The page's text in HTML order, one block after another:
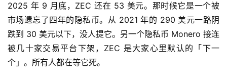
2025 年 9 月底，ZEC 还在 53 美元。那时候它是一个被
市场遗忘了四年的隐私币。从 2021 年的 290 美元一路阴
跌到 30 美元以下，没人提它。另一个隐私币 Monero 接连
被几十家交易平台下架，ZEC 是大家心里默认的「下一
个」。所有人都在等它死。